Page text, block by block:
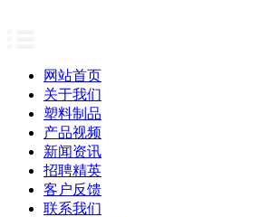
网站首页
关于我们
塑料制品
产品视频
新闻资讯
招聘精英
客户反馈
联系我们